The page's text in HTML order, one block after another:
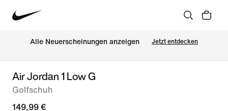
Alle Neuerscheinungen anzeigen Jetzt entdecken
Air Jordan 1 Low G
Golfschuh
149,99 €